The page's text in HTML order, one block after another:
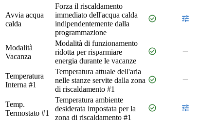
Avvia acqua
calda
Forza il riscaldamento
immediato dell'acqua calda
indipendentemente dalla
programmazione
check_circle tune
Modalità
Vacanza
Modalità di funzionamento
ridotta per risparmiare
energia durante le vacanze
check_circle remove
Temperatura
Interna #1
Temperatura attuale dell'aria
nelle stanze servite dalla zona
di riscaldamento #1
check_circle remove
Temp.
Termostato #1
Temperatura ambiente
desiderata impostata per la
zona di riscaldamento #1
check_circle tune